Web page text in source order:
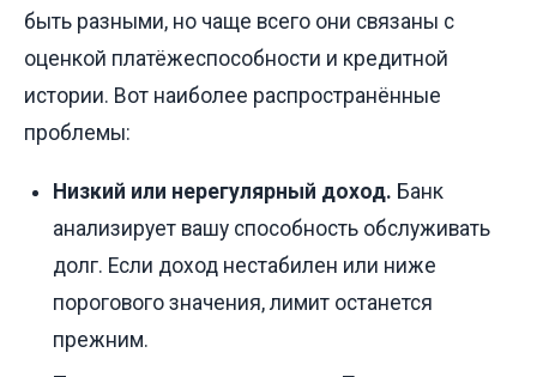
быть разными, но чаще всего они связаны с
оценкой платёжеспособности и кредитной
истории. Вот наиболее распространённые
проблемы:
Низкий или нерегулярный доход. Банк
анализирует вашу способность обслуживать
долг. Если доход нестабилен или ниже
порогового значения, лимит останется
прежним.